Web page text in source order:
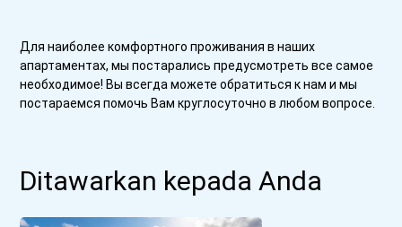
Для наиболее комфортного проживания в наших
апартаментах, мы постарались предусмотреть все самое
необходимое! Вы всегда можете обратиться к нам и мы
постараемся помочь Вам круглосуточно в любом вопросе.
Ditawarkan kepada Anda